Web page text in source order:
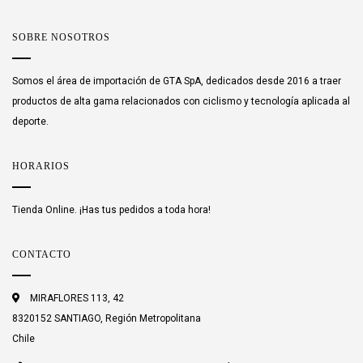
SOBRE NOSOTROS
Somos el área de importación de GTA SpA, dedicados desde 2016 a traer
productos de alta gama relacionados con ciclismo y tecnología aplicada al
deporte.
HORARIOS
Tienda Online. ¡Has tus pedidos a toda hora!
CONTACTO
MIRAFLORES 113, 42
8320152 SANTIAGO, Región Metropolitana
Chile